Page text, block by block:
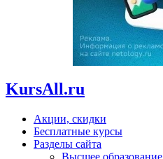
KursAll.ru
Акции, скидки
Бесплатные курсы
Разделы сайта
Высшее образование